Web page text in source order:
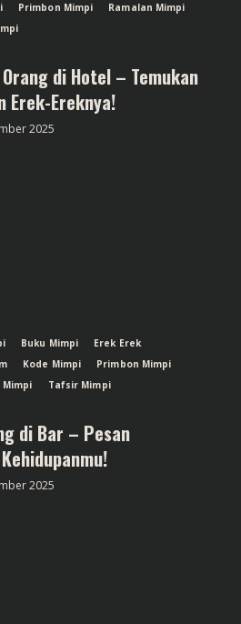
Primbon Mimpi
Ramalan Mimpi
di Hotel – Temukan
Erek-Ereknya!
2025
Buku Mimpi
Erek Erek
Kode Mimpi
Primbon Mimpi
Mimpi Tafsir Mimpi
di Bar – Pesan
2025